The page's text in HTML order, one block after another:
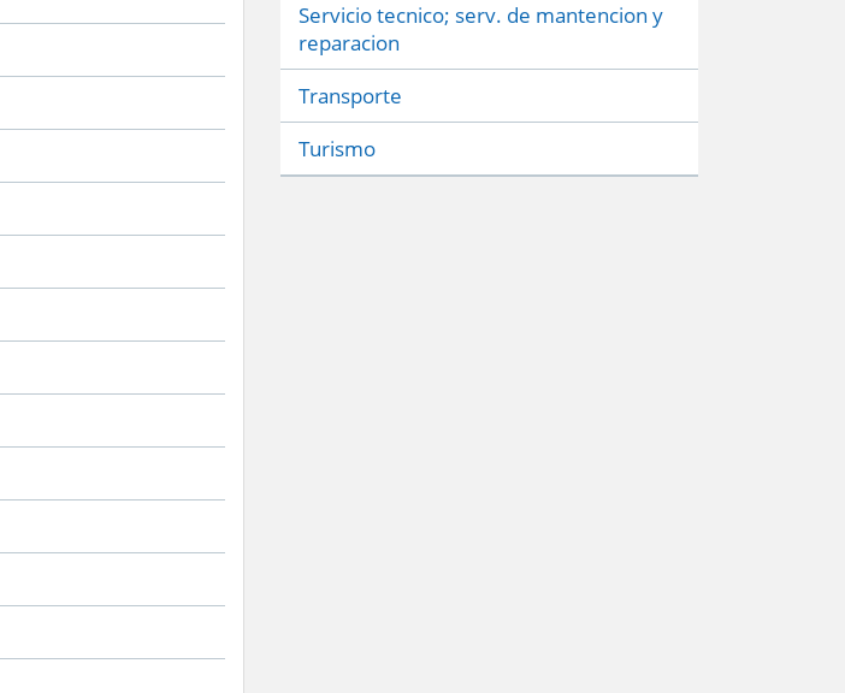
Servicio tecnico; serv. de mantencion y
reparacion
Transporte
Turismo